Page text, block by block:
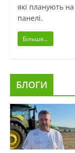
які планують
панелі.
Більше...
БЛОГИ